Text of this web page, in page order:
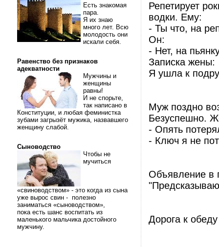
Есть знакомая
пара.
Я их знаю
много лет. Всю
молодость они
искали себя.
Равенство без признаков
адекватности
Мужчины и
женщины
равны!
И не спорьте,
так написано в
Конституции, и любая феминистка
зубами загрызёт мужика, назвавшего
женщину слабой.
Сыноводство
Чтобы не
мучиться
«свиноводством» - это когда из сына
уже вырос свин - полезно
заниматься «сыноводством»,
пока есть шанс воспитать из
маленького мальчика достойного
мужчину.
Репетирует
водки. Ему:
- Ты что, на
Он:
- Нет, на
Записка жены:
Я ушла к
Муж поздно
Безуспешно.
- Опять
- Ключ я не
Объявление в
Дорога к